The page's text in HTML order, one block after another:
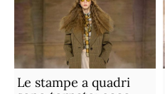
Le stampe a quadri